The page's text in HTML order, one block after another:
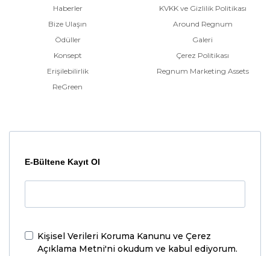
Haberler
Bize Ulaşın
Ödüller
Konsept
Erişilebilirlik
ReGreen
KVKK ve Gizlilik Politikası
Around Regnum
Galeri
Çerez Politikası
Regnum Marketing Assets
E-Bültene Kayıt Ol
Kişisel Verileri Koruma Kanunu ve Çerez
Açıklama Metni'ni okudum ve kabul ediyorum.